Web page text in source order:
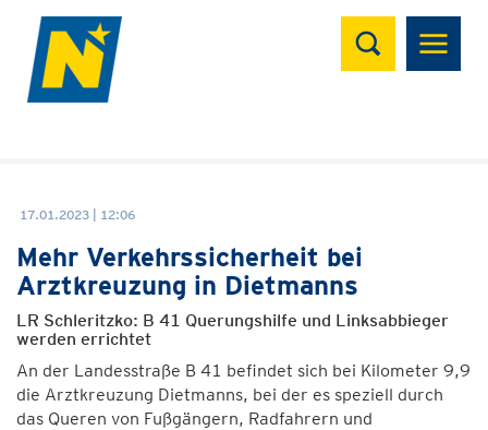
Suchen
17.01.2023 | 12:06
Mehr Verkehrssicherheit bei
Arztkreuzung in Dietmanns
LR Schleritzko: B 41 Querungshilfe und Linksabbieger
werden errichtet
An der Landesstraße B 41 befindet sich bei Kilometer 9,9
die Arztkreuzung Dietmanns, bei der es speziell durch
das Queren von Fußgängern, Radfahrern und